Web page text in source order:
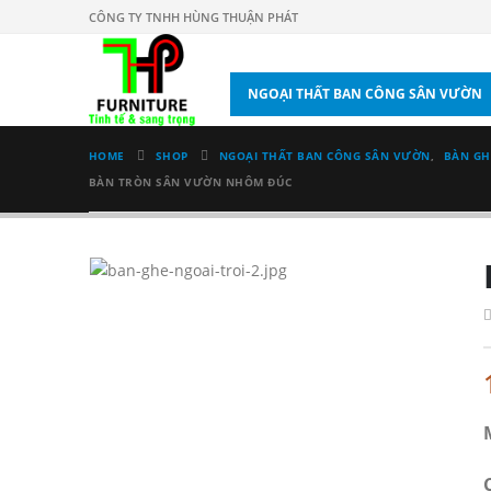
CÔNG TY TNHH HÙNG THUẬN PHÁT
NGOẠI THẤT BAN CÔNG SÂN VƯỜN
HOME SHOP NGOẠI THẤT BAN CÔNG SÂN VƯỜN,
BÀN
BÀN TRÒN SÂN VƯỜN NHÔM ĐÚC